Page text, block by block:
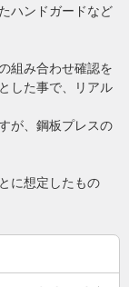
ハンドガードなど
組み合わせ確認を
した事で、リアル
が、鋼板プレスの
に想定したもの